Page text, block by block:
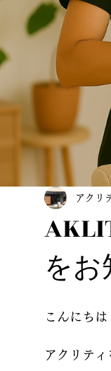
ネパールのアーユルヴ
アクリティアーユルヴ
をお
アクリ
こんにち
アクリテ